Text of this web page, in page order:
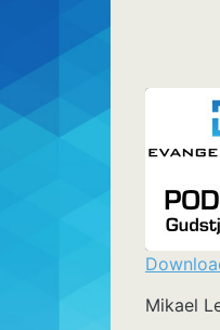
RSS
SHARE
Mikael